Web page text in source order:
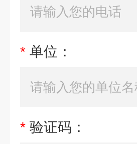
* 单位：
* 验证码：